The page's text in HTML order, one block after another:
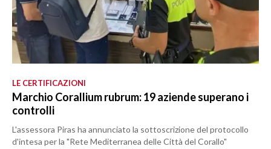
LE CERTIFICAZIONI
Marchio Corallium rubrum: 19 aziende superano i
controlli
L'assessora Piras ha annunciato la sottoscrizione del protocollo
d'intesa per la "Rete Mediterranea delle Città del Corallo"